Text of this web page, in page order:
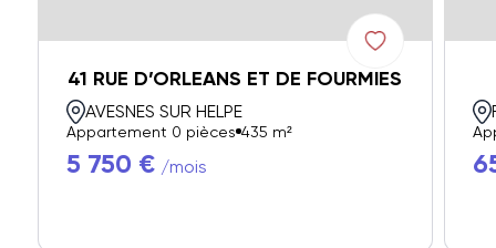
41 RUE D’ORLEANS ET DE FOURMIES
AVESNES SUR HELPE
Appartement 0 pièces 435 m²
5 750 € /mois